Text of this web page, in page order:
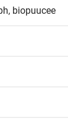
biopuucee